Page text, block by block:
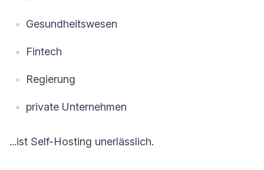
Gesundheitswesen
Fintech
Regierung
private Unternehmen
...ist Self-Hosting unerlässlich.